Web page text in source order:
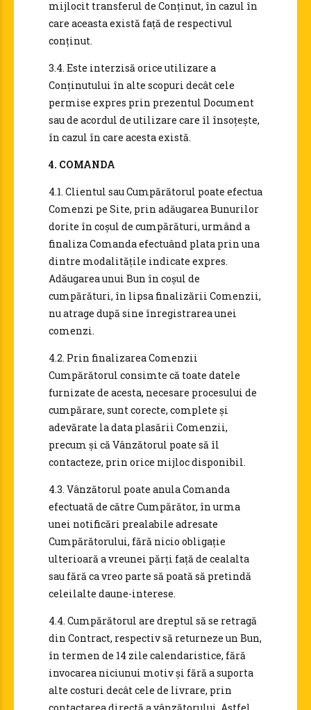
mijlocit transferul de Conținut, în cazul în
care aceasta există față de respectivul
conținut.
3.4. Este interzisă orice utilizare a
Conținutului în alte scopuri decât cele
permise expres prin prezentul Document
sau de acordul de utilizare care îl însoțește,
în cazul în care acesta există.
4. COMANDA
4.1. Clientul sau Cumpărătorul poate efectua
Comenzi pe Site, prin adăugarea Bunurilor
dorite în coșul de cumpărături, urmând a
finaliza Comanda efectuând plata prin una
dintre modalitățile indicate expres.
Adăugarea unui Bun în coșul de
cumpărături, în lipsa finalizării Comenzii,
nu atrage după sine înregistrarea unei
comenzi.
4.2. Prin finalizarea Comenzii
Cumpărătorul consimte că toate datele
furnizate de acesta, necesare procesului de
cumpărare, sunt corecte, complete și
adevărate la data plasării Comenzii,
precum și că Vânzătorul poate să îl
contacteze, prin orice mijloc disponibil.
4.3. Vânzătorul poate anula Comanda
efectuată de către Cumpărător, în urma
unei notificări prealabile adresate
Cumpărătorului, fără nicio obligație
ulterioară a vreunei părți față de cealalta
sau fără ca vreo parte să poată să pretindă
celeilalte daune-interese.
4.4. Cumpărătorul are dreptul să se retragă
din Contract, respectiv să returneze un Bun,
în termen de 14 zile calendaristice, fără
invocarea niciunui motiv și fără a suporta
alte costuri decât cele de livrare, prin